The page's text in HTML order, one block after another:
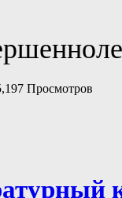
Просмотров